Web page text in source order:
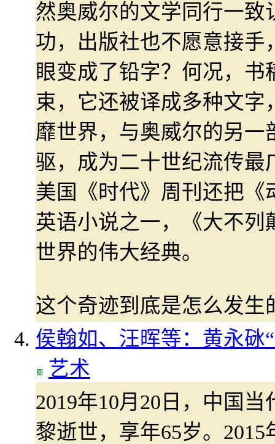
然奥威尔的文学同行一
功，出版社也不愿意接
眼变成了铅字？何况，
束，它还被译成多种文
靡世界，与奥威尔的另
驱，成为二十世纪流传最
美国《时代》周刊还把
英语小说之一，《大不
世界的伟大经典。
这个奇迹到底是怎么发生
侯翰如、汪晖等：黄永砯
艺术
2019年10月20日，中国
黎逝世，享年65岁。